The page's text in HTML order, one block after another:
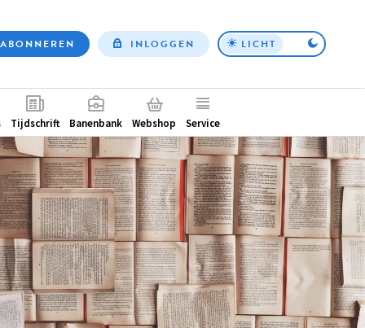
Top
ABONNEREN INLOGGEN LICHT
Tijdschrift Banenbank Webshop Service